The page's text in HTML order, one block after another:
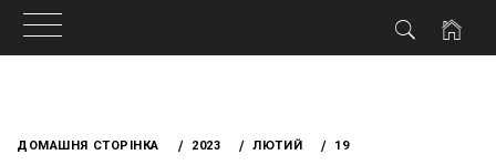
ДОМАШНЯ СТОРІНКА 2023 ЛЮТИЙ 19